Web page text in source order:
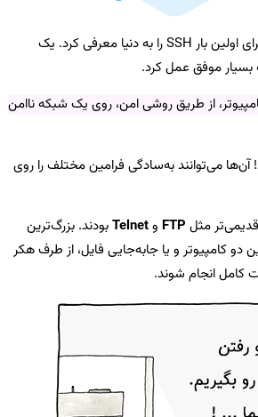
که در دانشگاه هلسینکی فعالیت می‌کرد، برای اولین بار SSH را به دنیا معرفی کرد. یک
بسیار موفق عمل کرد.
از طریق روشی امن، روی یک شبکه ناامن
آن‌ها می‌توانند به‌سادگی فرامین مختلف را روی
FTP وTelnetبودند. بزرگ‌ترین
کامپیوتر و یا جابه‌جایی فایل، از طرف هکر